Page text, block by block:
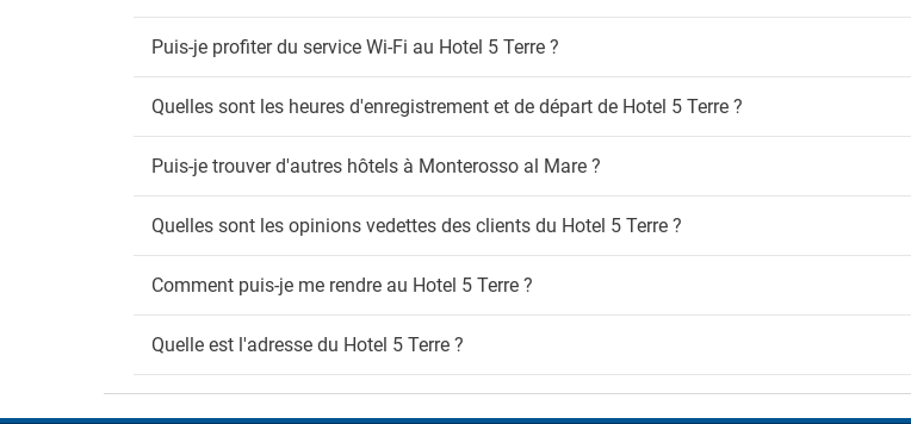
Puis-je profiter du service Wi-Fi au Hotel 5 Terre ?
Quelles sont les heures d'enregistrement et de départ de Hotel 5 Terre ?
Puis-je trouver d'autres hôtels à Monterosso al Mare ?
Quelles sont les opinions vedettes des clients du Hotel 5 Terre ?
Comment puis-je me rendre au Hotel 5 Terre ?
Quelle est l'adresse du Hotel 5 Terre ?